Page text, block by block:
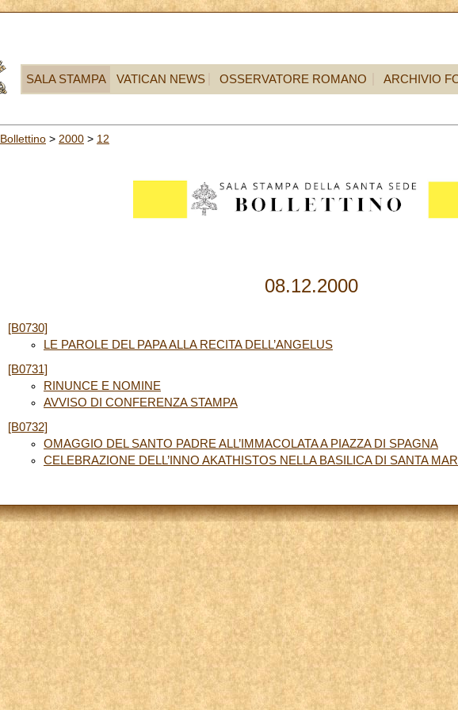
SALA STAMPA VATICAN NEWS OSSERVATORE ROMANO ARCHIVIO
Bollettino > 2000 > 12
08.12.2000
[B0730]
LE PAROLE DEL PAPA ALLA RECITA DELL’ANGELUS
[B0731]
RINUNCE E NOMINE
AVVISO DI CONFERENZA STAMPA
[B0732]
OMAGGIO DEL SANTO PADRE ALL’IMMACOLATA A PIAZZA DI SPAGNA
CELEBRAZIONE DELL’INNO AKATHISTOS NELLA BASILICA DI SANTA